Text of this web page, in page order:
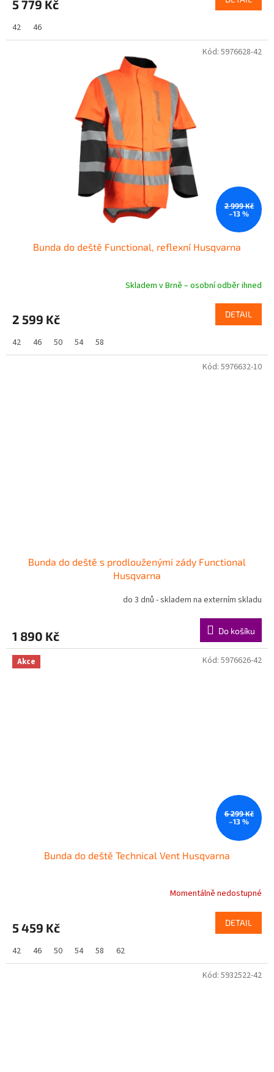
5 779 Kč
42 46
2 999 Kč
–13 %
Bunda do deště Functional, reflexní Husqvarna
Skladem v Brně – osobní odběr ihned
2 599 Kč DETAIL
42 46 50 54 58
Kód: 5976628-42
Bunda do deště s prodlouženými zády Functional
Husqvarna
do 3 dnů - skladem na externím skladu
1 890 Kč Do košíku
Kód: 5976632-10
Akce
6 299 Kč
–13 %
Bunda do deště Technical Vent Husqvarna
Momentálně nedostupné
5 459 Kč DETAIL
42 46 50 54 58 62
Kód: 5976626-42
Kód: 5932522-42